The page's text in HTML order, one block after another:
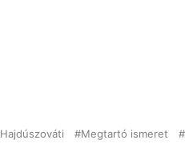
Hajdúszováti Megtartó ismeret